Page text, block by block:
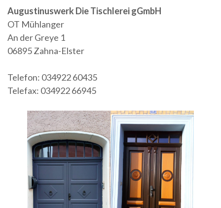
Augustinuswerk Die Tischlerei gGmbH
OT Mühlanger
An der Greye 1
06895 Zahna-Elster
Telefon: 034922 60435
Telefax: 034922 66945